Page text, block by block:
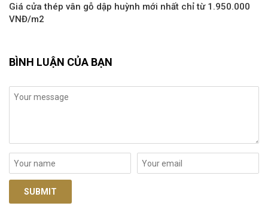
Giá cửa thép vân gỗ dập huỳnh mới nhất chỉ từ 1.950.000
VNĐ/m2
BÌNH LUẬN CỦA BẠN